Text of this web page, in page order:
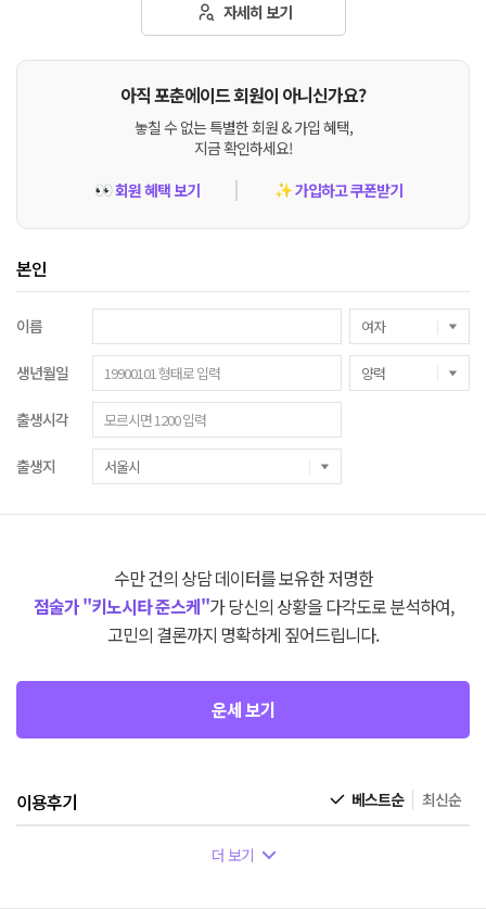
자세히 보기
아직 포춘에이드 회원이 아니신가요?
놓칠 수 없는 특별한 회원 & 가입 혜택,
지금 확인하세요!
👀회원 혜택 보기 ✨가입하고 쿠폰받기
본인
이름
생년월일
출생시각
출생지
수만 건의 상담 데이터를 보유한 저명한
점술가 "키노시타 준스케"가 당신의 상황을 다각도로 분석하여,
고민의 결론까지 명확하게 짚어드립니다.
운세 보기
이용후기 베스트순 최신순
더 보기